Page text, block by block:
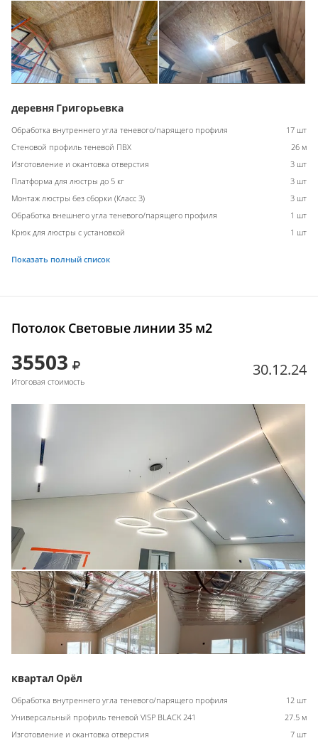
деревня Григорьевка
Обработка внутреннего угла теневого/парящего профиля
17 шт
Стеновой профиль теневой ПВХ
26 м
Изготовление и окантовка отверстия
3 шт
Платформа для люстры до 5 кг
3 шт
Монтаж люстры без сборки (Класс 3)
3 шт
Обработка внешнего угла теневого/парящего профиля
1 шт
Крюк для люстры с установкой
1 шт
Показать полный список
Потолок Световые линии 35 м2
35503
Итоговая стоимость
30.12.24
квартал Орёл
Обработка внутреннего угла теневого/парящего профиля
12 шт
Универсальный профиль теневой VISP BLACK 241
27.5 м
Изготовление и окантовка отверстия
7 шт